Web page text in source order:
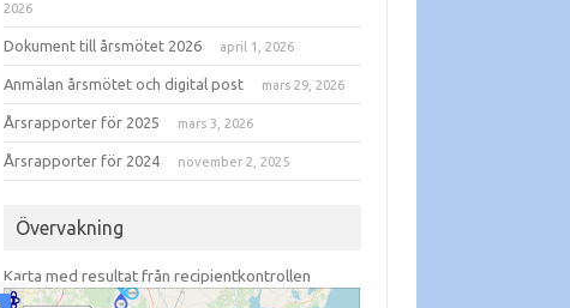
2026
Dokument till årsmötet 2026 april 1, 2026
Anmälan årsmötet och digital post mars 29, 2026
Årsrapporter för 2025 mars 3, 2026
Årsrapporter för 2024 november 2, 2025
Övervakning
Karta med resultat från recipientkontrollen